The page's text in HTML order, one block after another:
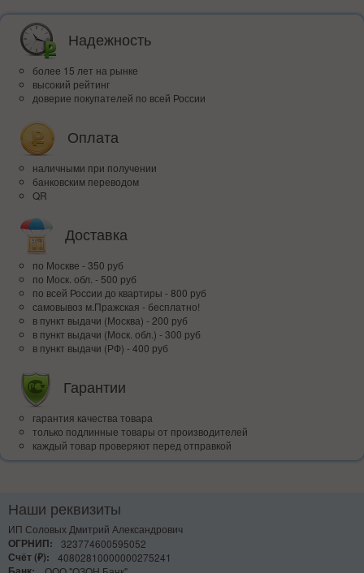
Надежность
более 15 лет на рынке
высокий рейтинг
доверие покупателей по всей России
Оплата
наличными при получении
банковским переводом
QR
Доставка
по Москве - 350 руб
по Моск. обл. - 500 руб
по всей Росcии до квартиры - 800 руб
самовывоз м.Пражская - бесплатно!
в пункт выдачи (Москва) - 200 руб
в пункт выдачи (Моск. обл.) - 300 руб
в пункт выдачи (РФ) - 400 руб
Гарантии
гарантия качества товара
только подлинные товары от производителей
каждый товар проверяют перед отправкой
Наши реквизиты
ИП Соловых Дмитрий Александрович
ОГРНИП:
323774600595052
Счёт (₽):
40802810000000275241